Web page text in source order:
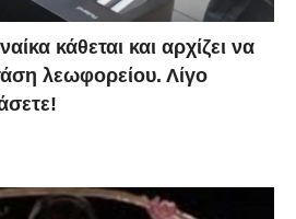
κάθεται και αρχίζει να
λεωφορείου. Λίγο